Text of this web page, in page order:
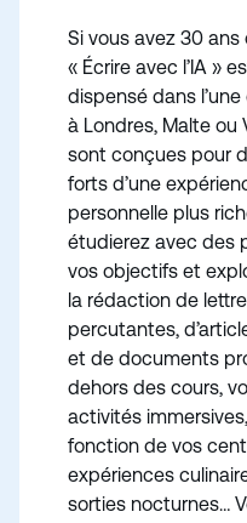
Si vous avez 30
« Écrire avec l’IA »
dispensé dans
à Londres, Malte ou
sont conçues pour
forts d’une
personnelle plus
étudierez avec des
vos objectifs et
la rédaction de
percutantes,
et de documents
dehors des cours,
activités
fonction de vos
expériences
sorties nocturnes…